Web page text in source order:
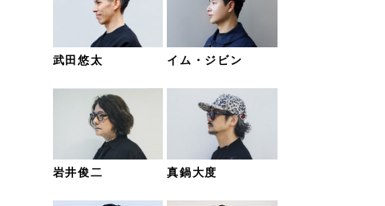
武田悠太 イム・ジビン
岩井俊二 真鍋大度